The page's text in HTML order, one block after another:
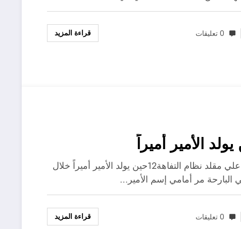
0 تعليقات قراءة المزيد
الأمير أميراً
محمد علي مقلد نظام التفاهة12حين يولد الأمير أميراً خلال
البارحة مر أمامي إسم الأمير…
0 تعليقات قراءة المزيد